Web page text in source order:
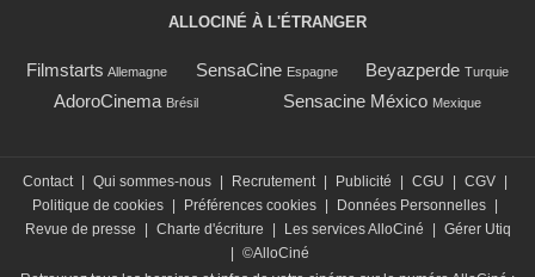
ALLOCINÉ À L'ÉTRANGER
Filmstarts Allemagne SensaCine Espagne Beyazperde Turquie
AdoroCinema Brésil Sensacine México Mexique
Contact | Qui sommes-nous | Recrutement | Publicité | CGU | CGV |
Politique de cookies | Préférences cookies | Données Personnelles |
Revue de presse
| Charte d'écriture | Les services AlloCiné | Gérer Utiq
| ©AlloCiné